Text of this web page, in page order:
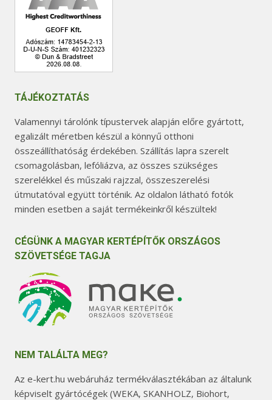
TÁJÉKOZTATÁS
Valamennyi tárolónk típustervek alapján előre gyártott,
egalizált méretben készül a könnyű otthoni
összeállíthatóság érdekében. Szállítás lapra szerelt
csomagolásban, lefóliázva, az összes szükséges
szerelékkel és műszaki rajzzal, összeszerelési
útmutatóval együtt történik. Az oldalon látható fotók
minden esetben a saját termékeinkről készültek!
CÉGÜNK A MAGYAR KERTÉPÍTŐK ORSZÁGOS
SZÖVETSÉGE TAGJA
NEM TALÁLTA MEG?
Az e-kert.hu webáruház termékválasztékában az általunk
képviselt gyártócégek (WEKA, SKANHOLZ, Biohort,